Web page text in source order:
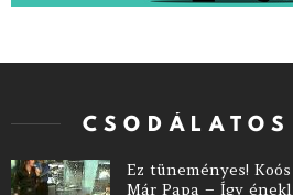
Ez tüneményes!
Már Papa – Így